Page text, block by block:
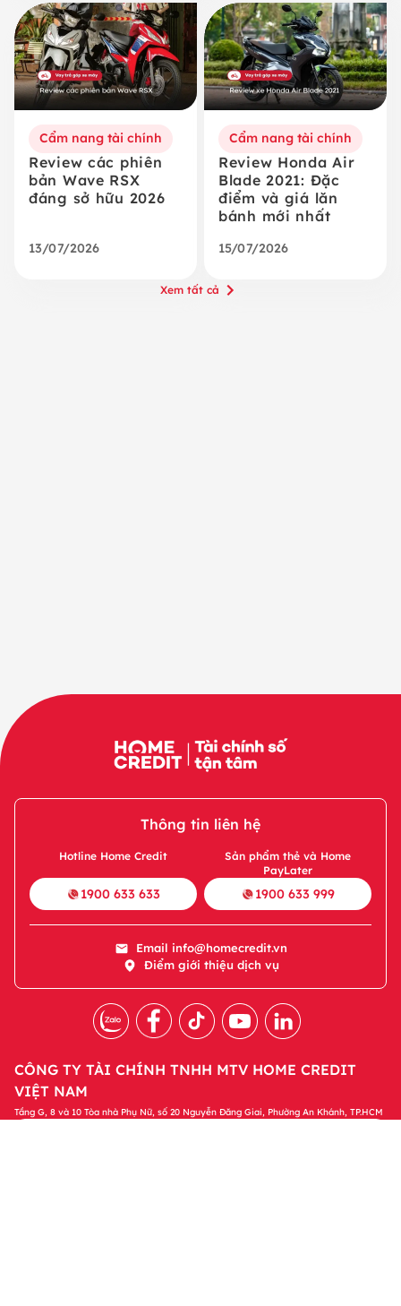
Cẩm nang tài chính
Review các phiên
bản Wave RSX
đáng sở hữu 2026
13/07/2026
Cẩm nang tài chính
Review Honda Air
Blade 2021: Đặc
điểm và giá lăn
bánh mới nhất
15/07/2026
Xem tất cả
Thông tin liên hệ
Hotline Home Credit
1900 633 633
Sản phẩm thẻ và Home
PayLater
1900 633 999
Email info@homecredit.vn
Điểm giới thiệu dịch vụ
CÔNG TY TÀI CHÍNH TNHH MTV HOME CREDIT
VIỆT NAM
Tầng G, 8 và 10 Tòa nhà Phụ Nữ, số 20 Nguyễn Đăng Giai, Phường An Khánh, TP.HCM